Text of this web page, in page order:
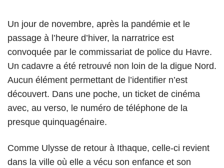
Un jour de novembre, après la pandémie et le
passage à l’heure d’hiver, la narratrice est
convoquée par le commissariat de police du Havre.
Un cadavre a été retrouvé non loin de la digue Nord.
Aucun élément permettant de l’identifier n’est
découvert. Dans une poche, un ticket de cinéma
avec, au verso, le numéro de téléphone de la
presque quinquagénaire.
Comme Ulysse de retour à Ithaque, celle-ci revient
dans la ville où elle a vécu son enfance et son